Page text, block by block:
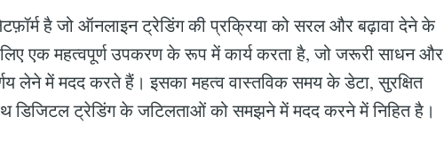
है जो ऑनलाइन ट्रेडिंग की प्रक्रिया को सरल और बढ़ावा देने के
लिए एक महत्वपूर्ण उपकरण के रूप में कार्य करता है, जो जरूरी साधन और
लेने में मदद करते हैं। इसका महत्व वास्तविक समय के डेटा, सुरक्षित
डिजिटल ट्रेडिंग के जटिलताओं को समझने में मदद करने में निहित है।